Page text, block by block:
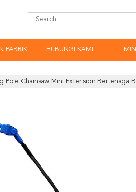
PABRIK HUBUNGI KAMI
Pole Chainsaw Mini Extension Bertenaga